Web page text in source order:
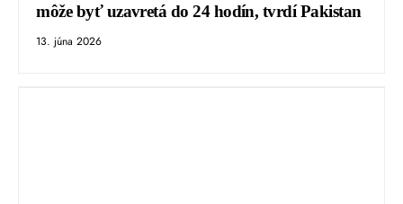
môže byť uzavretá do 24 hodín, tvrdí Pakistan
13. júna 2026